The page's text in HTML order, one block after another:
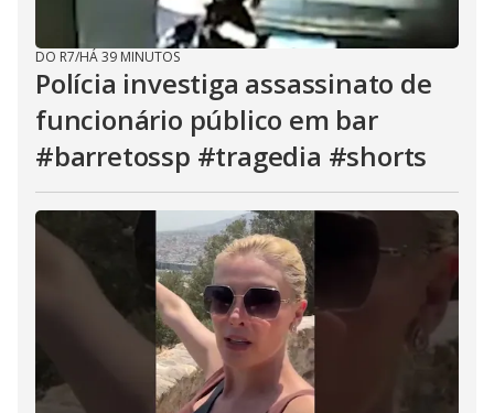
DO R7/HÁ 39 MINUTOS
Polícia investiga assassinato de
funcionário público em bar
#barretossp #tragedia #shorts